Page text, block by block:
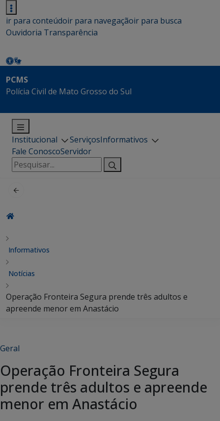
ir para conteúdoir para navegaçãoir para busca
Ouvidoria Transparência
PCMS
Polícia Civil de Mato Grosso do Sul
Institucional ServiçosInformativos
Fale ConoscoServidor
Pesquisar
por:
Informativos
Notícias
Operação Fronteira Segura prende três adultos e
apreende menor em Anastácio
Geral
Operação Fronteira Segura
prende três adultos e apreende
menor em Anastácio